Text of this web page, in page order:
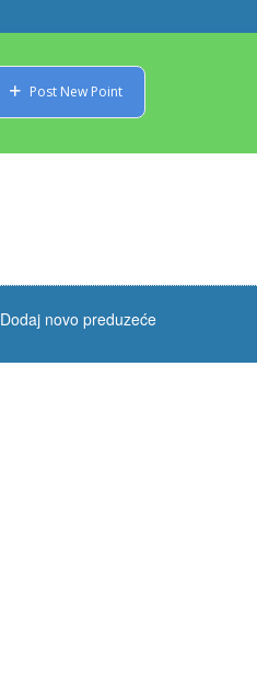
Post New Point
Dodaj novo preduzeće